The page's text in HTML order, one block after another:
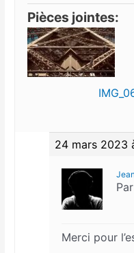
Pièces jointes:
24 mars 2023
Merci pour